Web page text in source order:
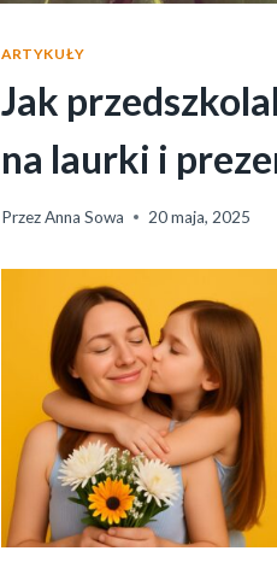
ARTYKUŁY
Jak
na laurki i
PrzezAnna Sowa 20 maja, 2025